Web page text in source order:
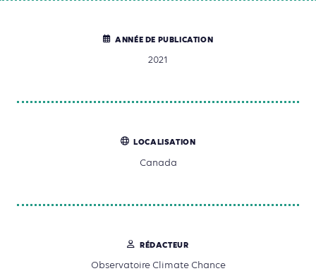
ANNÉE DE PUBLICATION
2021
LOCALISATION
Canada
RÉDACTEUR
Observatoire Climate Chance